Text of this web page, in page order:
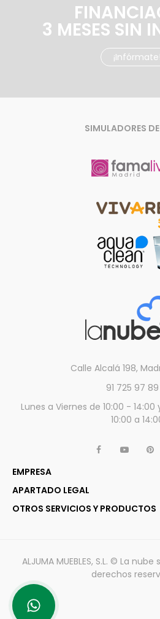
3 MESES SIN
¡Infórmate!
SIMULADORES
Calle Alcalá 198,
91 725 97 89
Lunes a Viernes de 10:00 -
10:00 a
EMPRESA
APARTADO LEGAL
OTROS SERVICIOS Y PRODUCTOS
ALJUMA MUEBLES, S.L. © La
derechos